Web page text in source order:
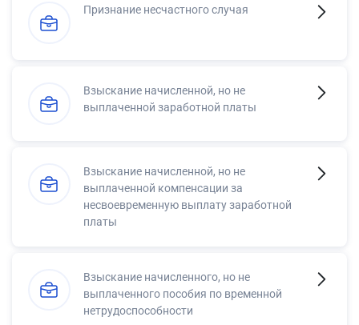
Признание несчастного случая
Взыскание начисленной, но не
выплаченной заработной платы
Взыскание начисленной, но не
выплаченной компенсации за
несвоевременную выплату заработной
платы
Взыскание начисленного, но не
выплаченного пособия по временной
нетрудоспособности